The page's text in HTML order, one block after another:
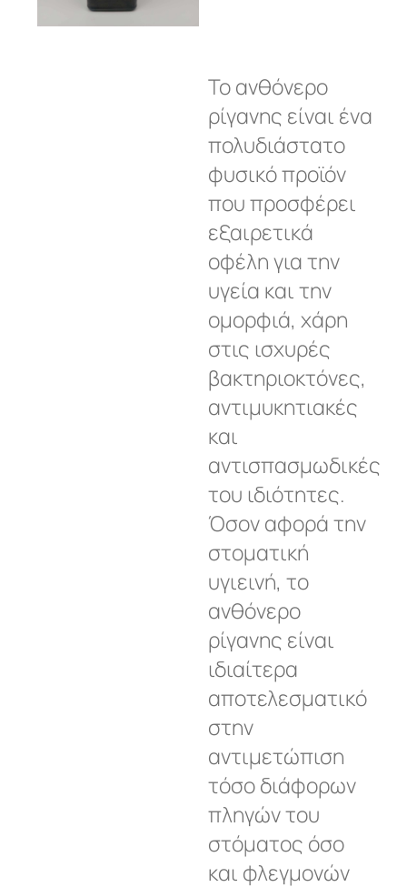
Το ανθόνερο
ρίγανης είναι ένα
πολυδιάστατο
φυσικό προϊόν
που προσφέρει
εξαιρετικά
οφέλη για την
υγεία και την
ομορφιά, χάρη
στις ισχυρές
βακτηριοκτόνες,
αντιμυκητιακές
και
αντισπασμωδικές
του ιδιότητες.
Όσον αφορά την
στοματική
υγιεινή, το
ανθόνερο
ρίγανης είναι
ιδιαίτερα
αποτελεσματικό
στην
αντιμετώπιση
τόσο διάφορων
πληγών του
στόματος όσο
και φλεγμονών